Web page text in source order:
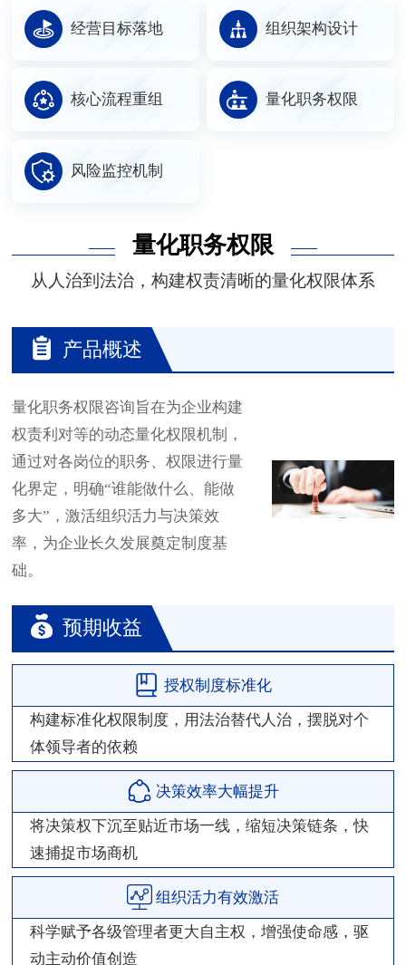
经营目标落地 组织架构设计
核心流程重组 量化职务权限
风险监控机制
量化职务权限
从人治到法治，构建权责清晰的量化权限体系
产品概述
量化职务权限咨询旨在为企业构建
权责利对等的动态量化权限机制，
通过对各岗位的职务、权限进行量
化界定，明确“谁能做什么、能做
多大”，激活组织活力与决策效
率，为企业长久发展奠定制度基
础。
预期收益
授权制度标准化
构建标准化权限制度，用法治替代人治，摆脱对个
体领导者的依赖
决策效率大幅提升
将决策权下沉至贴近市场一线，缩短决策链条，快
速捕捉市场商机
组织活力有效激活
科学赋予各级管理者更大自主权，增强使命感，驱
动主动价值创造